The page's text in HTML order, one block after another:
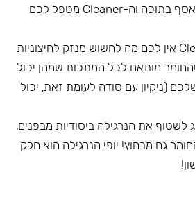
הבקטריות שיכולות להיאסף בתוכה וה-Cleaner מטפל לכם
– בעת השימוש ב-Cleaner אין לכם מה לחשוש מנזק לחיצוניות
מותאם לכל המתכות שמהן יכול
(ניקיון עם סודה לעומת זאת, יכול
את הנרגילה ביסודיות מבפנים,
גם מבחוץ! יופי הנרגילה הוא חלק